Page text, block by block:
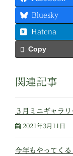
Bluesky
Hatena
Copy
関連記事
３月ミニギャラ
2021年3月11日
今年もやってく